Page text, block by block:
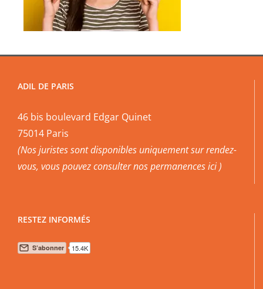
ADIL DE PARIS
46 bis boulevard Edgar Quinet
75014 Paris
(Nos juristes sont disponibles uniquement sur rendez-
vous, vous pouvezconsulter nos permanences ici )
RESTEZ INFORMÉS